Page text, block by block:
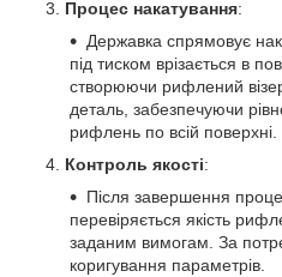
Процес накатування:
Державка спрямовує
під тиском врізається в
створюючи рифлений
деталь, забезпечуючи
рифлень по всій поверхні.
Контроль якості:
Після завершення
перевіряється якість
заданим вимогам. За
коригування параметрів.